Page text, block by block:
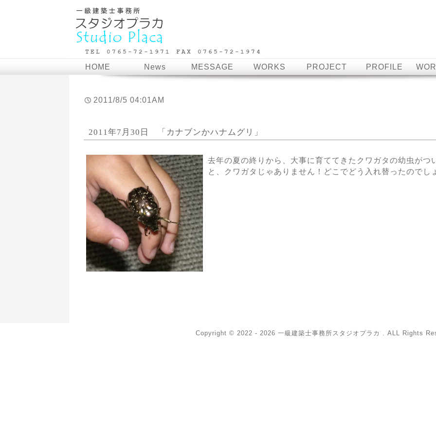
HOME News MESSAGE WORKS PROJECT PROFILE
2011/8/5 04:01AM
2011年7月30日 「カナブンかハナムグリ」
去年の夏の終りから、大事に育ててきたクワガタの幼虫がつ
と、クワガタじゃありません！どこでどう入れ替ったのでし
Copyright © 2022 - 2026 一級建築士事務所スタジオプラカ . ALL Rights